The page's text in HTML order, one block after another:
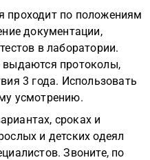
проходит по положениям
документации,
в лаборатории.
выдаются протоколы,
3 года. Использовать
усмотрению.
сроках и
и детских одеял
Звоните, по